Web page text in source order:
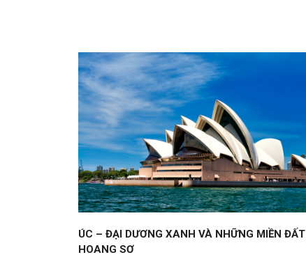
ÚC – ĐẠI DƯƠNG XANH VÀ NHỮNG MIỀN ĐẤT
HOANG SƠ